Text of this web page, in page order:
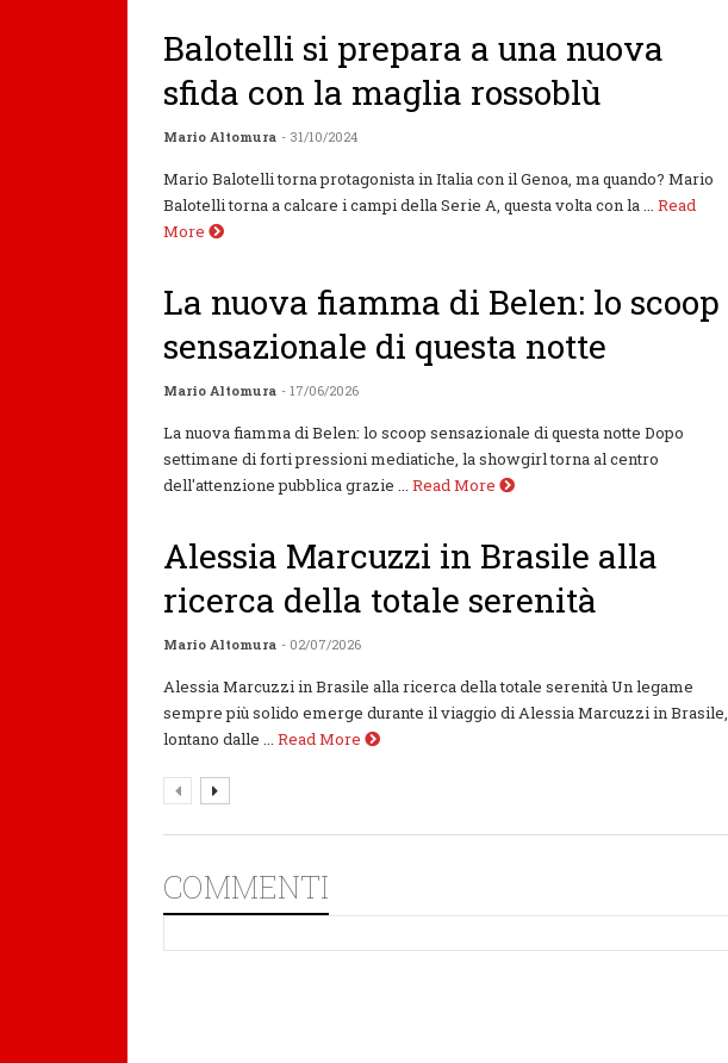
Balotelli si prepara a una nuova
sfida con la maglia rossoblù
Mario Altomura - 31/10/2024
Mario Balotelli torna protagonista in Italia con il Genoa, ma quando? Mario
Balotelli torna a calcare i campi della Serie A, questa volta con la ... Read
More
La nuova fiamma di Belen: lo scoop
sensazionale di questa notte
Mario Altomura - 17/06/2026
La nuova fiamma di Belen: lo scoop sensazionale di questa notte Dopo
settimane di forti pressioni mediatiche, la showgirl torna al centro
dell'attenzione pubblica grazie ... Read More
Alessia Marcuzzi in Brasile alla
ricerca della totale serenità
Mario Altomura - 02/07/2026
Alessia Marcuzzi in Brasile alla ricerca della totale serenità Un legame
sempre più solido emerge durante il viaggio di Alessia Marcuzzi in Brasile,
lontano dalle ... Read More
COMMENTI